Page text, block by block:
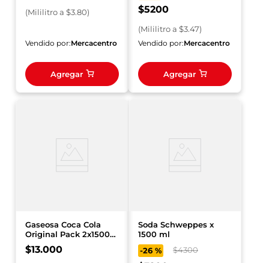
(Mililitroa $3.80)
Vendido por:Mercacentro
Agregar
$5200
(Mililitroa $3.47)
Vendido por:Mercacentro
Agregar
Gaseosa Coca Cola
Original Pack 2x1500
ml
$13.000
Soda Schweppes x
1500 ml
-26 % $4300